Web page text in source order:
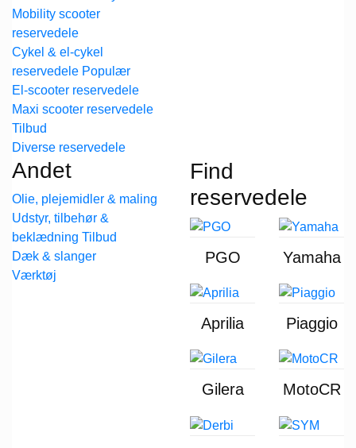
Mobility scooter
reservedele
Cykel & el-cykel
reservedele
El-scooter reservedele
Maxi scooter reservedele
Diverse reservedele
Andet
Olie, plejemidler & maling
Udstyr, tilbehør &
beklædning
Dæk & slanger
Værktøj
Find
reservedele
PGO Yamaha
Aprilia Piaggio
Gilera MotoCR